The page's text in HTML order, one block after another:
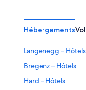
Hébergements
Langenegg – Hôtels
Bregenz – Hôtels
Hard – Hôtels